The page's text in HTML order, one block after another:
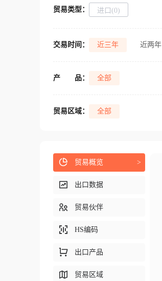
贸易类型： 进口(0)
交易时间： 近三年 近两年
产 品： 全部
贸易区域： 全部
贸易概览 >
出口数据
贸易伙伴
HS编码
出口产品
贸易区域